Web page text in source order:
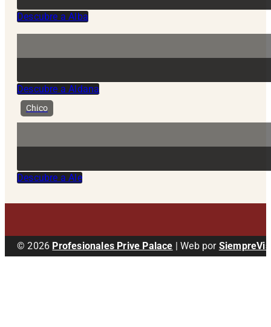
Descubre a Alba
Descubre a Aldana
Chico
Descubre a Ale
© 2026 Profesionales Prive Palace | Web por